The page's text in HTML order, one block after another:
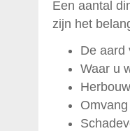
Een aantal
zijn het
De aard
Waar u